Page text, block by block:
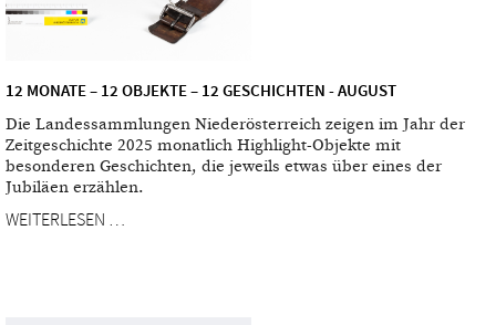
12 MONATE – 12 OBJEKTE – 12 GESCHICHTEN - AUGUST
Die Landessammlungen Niederösterreich zeigen im Jahr der
Zeitgeschichte 2025 monatlich Highlight-Objekte mit
besonderen Geschichten, die jeweils etwas über eines der
Jubiläen erzählen.
WEITERLESEN …